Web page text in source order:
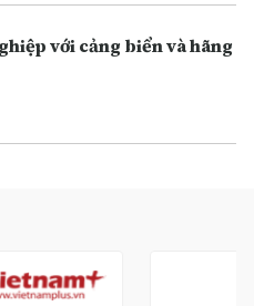
với cảng biển và hãng